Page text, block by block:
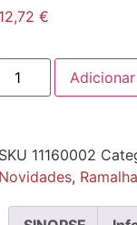
12,72 €
Adicionar
SKU 11160002
Novidades,